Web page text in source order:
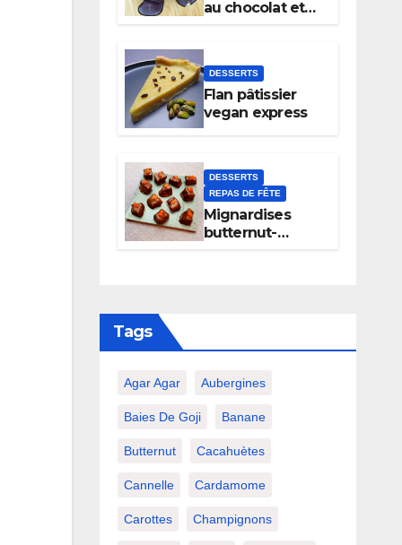
au chocolat et
DESSERTS
Flan pâtissier
vegan express
DESSERTS
REPAS DE FÊTE
Mignardises
butternut-
Tags
Agar Agar Aubergines
Baies De Goji Banane
Butternut Cacahuètes
Cannelle Cardamome
Carottes Champignons